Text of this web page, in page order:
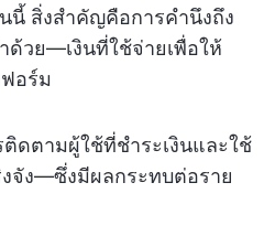
นี้ สิ่งสำคัญคือการคำนึงถึง
วย—เงินที่ใช้จ่ายเพื่อให้
อร์ม
ดตามผู้ใช้ที่ชำระเงินและใช้
จัง—ซึ่งมีผลกระทบต่อราย